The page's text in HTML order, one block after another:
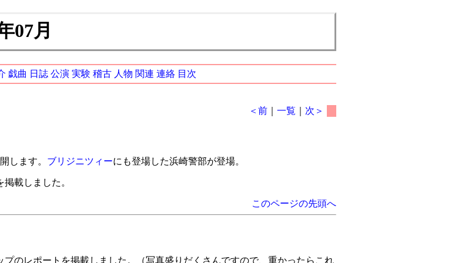
07月
戯曲 日誌 公演 実験 稽古 人物 関連 連絡 目次
＜前 ｜一覧 次＞
します。 ブリジニツィーにも登場した浜崎警部が登場。
掲載しました。
このページの先頭へ
のレポートを掲載しました。（写真盛りだくさんですので、重かったらこれ